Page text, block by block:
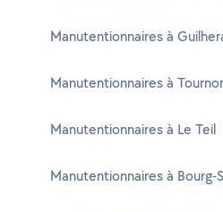
Manutentionnaires à
Manutentionnaires à
Manutentionnaires à Le Teil
Manutentionnaires à Bourg-